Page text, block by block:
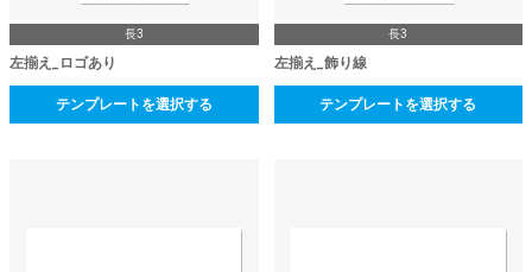
長3
左揃え_ロゴあり
テンプレートを選択する
長3
左揃え_飾り線
テンプレートを選択する